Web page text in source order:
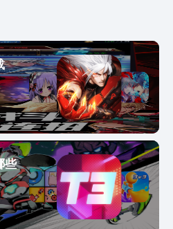
人称的玩法虽然有可能，但目
二个放出的信息则是这款游戏
戏。简单来说就是类似刷子游戏
都是爽快感十足，玩家们在体
各种的宝物，这会让玩家们非
为主的刷宝游戏在当下是属于
游戏都是属于动作类型。这也
感觉，虽然当下的资料不算多，
不错的。上面这些便是代号暗
款游戏从当下来看虽然本身的
戏自身所放出的情报还是很吸
后应该会有着不低的人气。
些